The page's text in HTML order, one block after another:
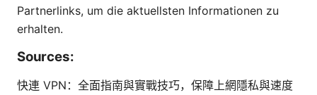
Partnerlinks, um die aktuellsten Informationen zu
erhalten.
Sources:
快連 VPN：全面指南與實戰技巧，保障上網隱私與速度